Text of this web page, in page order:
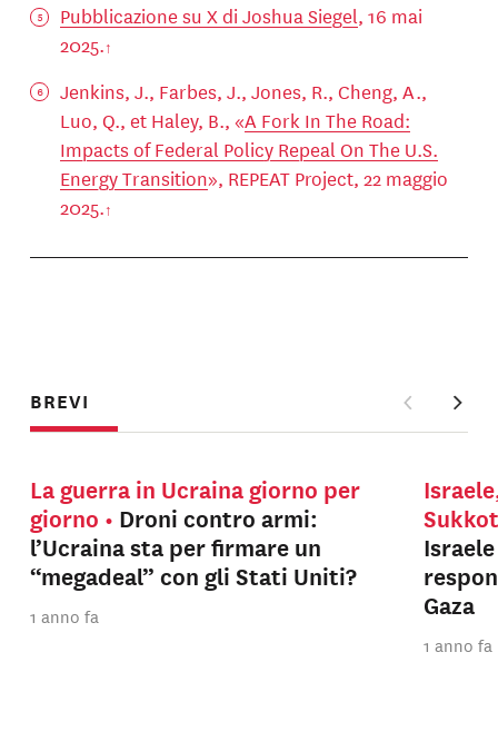
Pubblicazione su X di Joshua Siegel, 16 mai
2025.
Jenkins, J., Farbes, J., Jones, R., Cheng, A.,
Luo, Q., et Haley, B., «A Fork In The Road:
Impacts of Federal Policy Repeal On The U.S.
Energy Transition», REPEAT Project, 22 maggio
2025.
BREVI
La guerra in Ucraina giorno per
giorno
Droni contro armi:
l’Ucraina sta per firmare un
“megadeal” con gli Stati Uniti?
1 anno fa
Gaza
1 anno fa